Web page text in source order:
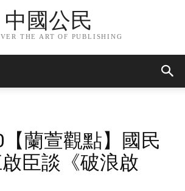
中國公民
THE ART OF PUBLISHING
蘭萱觀點】國民
臣談《破浪啟